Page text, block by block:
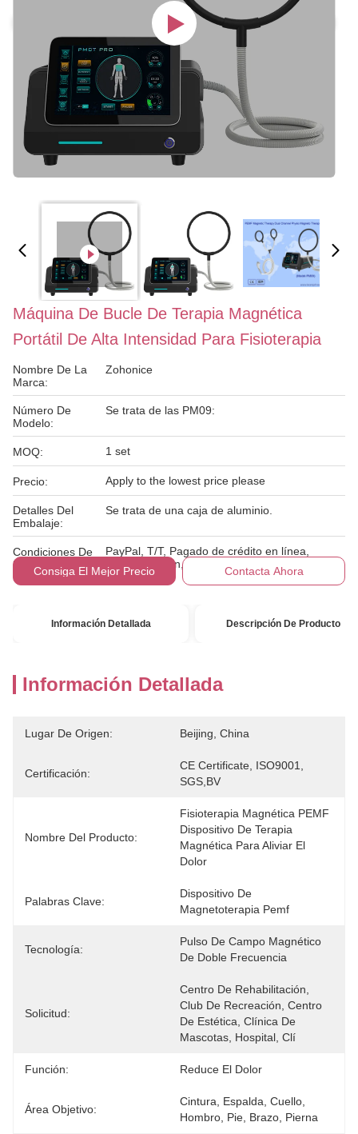
Máquina De Bucle De Terapia Magnética
Portátil De Alta Intensidad Para Fisioterapia
Nombre De La
Marca:
Zohonice
Número De
Modelo:
Se trata de las PM09:
MOQ: 1 set
Precio: Apply to the lowest price please
Detalles Del
Embalaje:
Se trata de una caja de aluminio.
Condiciones De
Pago:
PayPal, T/T, Pagado de crédito en línea,
Western Union, MoneyGram
Consiga El Mejor Precio Contacta Ahora
Información Detallada Descripción De Producto
Información Detallada
Lugar De Origen: Beijing, China
Certificación:
CE Certificate, ISO9001,
SGS,BV
Nombre Del Producto:
Fisioterapia Magnética PEMF
Dispositivo De Terapia
Magnética Para Aliviar El
Dolor
Palabras Clave:
Dispositivo De
Magnetoterapia Pemf
Tecnología:
Pulso De Campo Magnético
De Doble Frecuencia
Solicitud:
Centro De Rehabilitación,
Club De Recreación, Centro
De Estética, Clínica De
Mascotas, Hospital, Clí
Función: Reduce El Dolor
Área Objetivo:
Cintura, Espalda, Cuello,
Hombro, Pie, Brazo, Pierna